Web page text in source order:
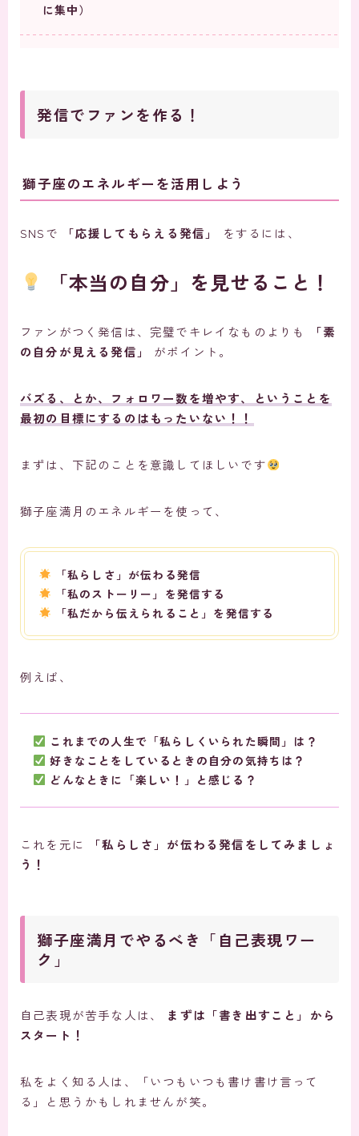
に集中）
発信でファンを作る！
獅子座のエネルギーを活用しよう
SNSで 「応援してもらえる発信」 をするには、
「本当の自分」を見せること！
ファンがつく発信は、完璧でキレイなものよりも
「素
の自分が見える発信」
がポイント。
バズる、とか、フォロワー数を増やす、ということを
最初の目標にするのはもったいない！！
まずは、下記のことを意識してほしいです
獅子座満月のエネルギーを使って、
「私らしさ」が伝わる発信
「私のストーリー」を発信する
「私だから伝えられること」を発信する
例えば、
これまでの人生で「私らしくいられた瞬間」は？
好きなことをしているときの自分の気持ちは？
どんなときに「楽しい！」と感じる？
これを元に
「私らしさ」が伝わる発信をしてみましょ
う！
獅子座満月でやるべき「自己表現ワー
ク」
自己表現が苦手な人は、 まずは「書き出すこと」から
スタート！
私をよく知る人は、「いつもいつも書け書け言って
る」と思うかもしれませんが笑。